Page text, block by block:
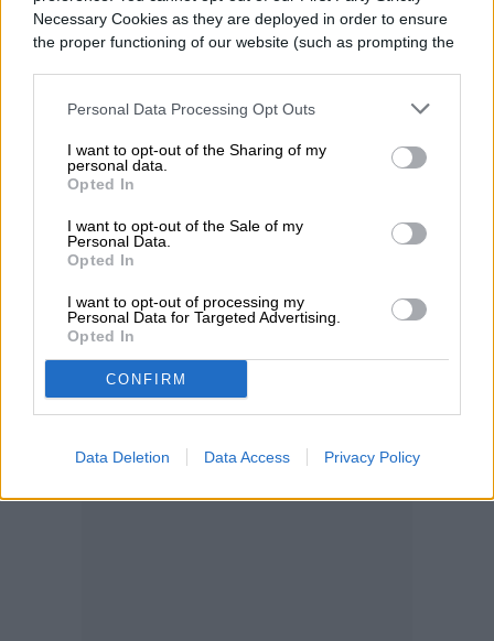
Necessary Cookies as they are deployed in order to ensure
the proper functioning of our website (such as prompting the
Personal Data Processing Opt Outs
I want to opt-out of the Sharing of my
personal data.
Opted In
I want to opt-out of the Sale of my
Personal Data.
Opted In
I want to opt-out of processing my
Personal Data for Targeted Advertising.
Opted In
CONFIRM
Data Deletion Data Access Privacy Policy
sabrás a qué nos referimos. Sin embargo,
es importante recordar que después de las
cinemáticas deThe Last Hope
, aún queda
una batalla por jugar.